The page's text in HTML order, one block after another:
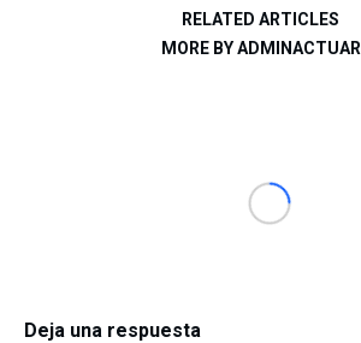
RELATED ARTICLES
MORE BY ADMINACTUAR
Deja una respuesta